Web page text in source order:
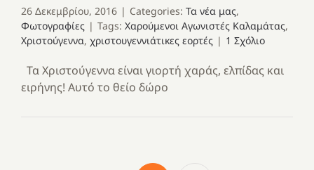
26 Δεκεμβρίου, 2016 | Categories: Τα νέα μας,
Φωτογραφίες | Tags: Χαρούμενοι Αγωνιστές Καλαμάτας,
Χριστούγεννα, χριστουγεννιάτικες εορτές | 1 Σχόλιο
Τα Χριστούγεννα είναι γιορτή χαράς, ελπίδας και
ειρήνης! Αυτό το θείο δώρο